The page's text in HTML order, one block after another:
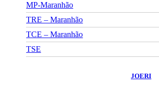
MP-Maranhão
TRE – Maranhão
TCE – Maranhão
TSE
JOERI